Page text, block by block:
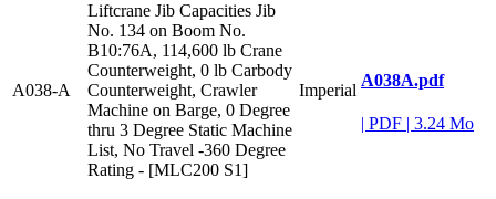
A038-A
Liftcrane Jib Capacities Jib
No. 134 on Boom No.
B10:76A, 114,600 lb Crane
Counterweight, 0 lb Carbody
Counterweight, Crawler
Machine on Barge, 0 Degree
thru 3 Degree Static Machine
List, No Travel -360 Degree
Rating - [MLC200 S1]
Imperial
A038A.pdf
| PDF | 3.24 Mo